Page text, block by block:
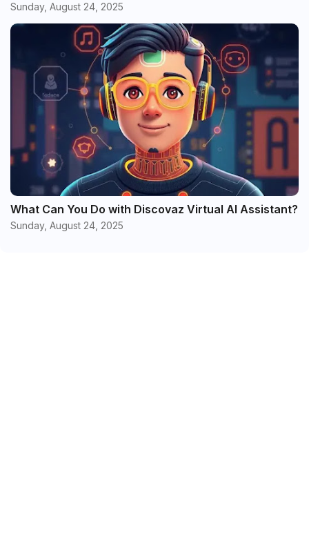
Sunday, August 24, 2025
What Can You Do with Discovaz Virtual AI Assistant?
Sunday, August 24, 2025